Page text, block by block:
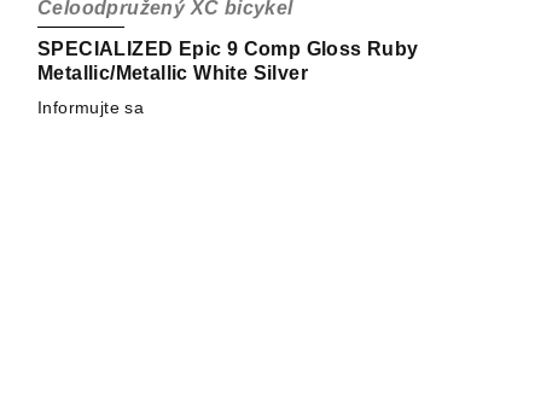
SPECIALIZED Epic 9 Comp Gloss Ruby
Metallic/Metallic White Silver
Celoodpružený XC bicykel
Informujte sa